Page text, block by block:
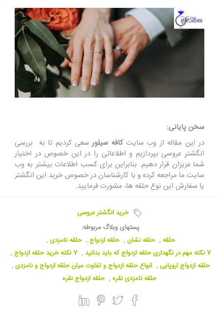
سخن پایانی:
در این مقاله از وب سایتکافه سیلور سعی کردیم تا به بررسی
انگشتر عروسی بپردازیم و اطلاعاتی را در این خصوص در اختیار
شما عزیزان قرار دهیم. بنابراین برای کسب اطلاعات بیشتر به وب
سایت ما مراجعه کرده و با کارشناسان در خصوص خرید این انگشتر
یا سفارش این نوع حلقه ها، مشورت فرمایید.
خرید انگشتر عروسی
پستهای وبلاگ مربوطه:
حلقه , حلقه نشان , حلقه ازدواج , حلقه نامزدی ,
7 نکته مهم در نگهداری حلقه ازدواج که باید بدانید
, 7 نکته خرید حلقه ازدواج
,
حلقه ازدواج اروپایی , انواع حلقه ازدواج و تفاوت میان حلقه ازدواج و نامزدی ,
حلقه نامزدی نقره , حلقه ازدواج نقره